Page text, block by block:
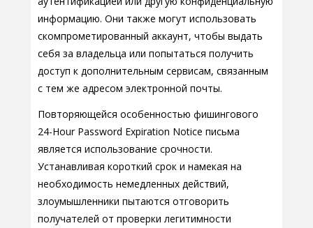
информацию. Они также могут использовать
скомпрометированный аккаунт, чтобы выдать
себя за владельца или попытаться получить
доступ к дополнительным сервисам, связанным
с тем же адресом электронной почты.
Повторяющейся особенностью фишингового
24-Hour Password Expiration Notice письма
является использование срочности.
Устанавливая короткий срок и намекая на
необходимость немедленных действий,
злоумышленники пытаются отговорить
получателей от проверки легитимности